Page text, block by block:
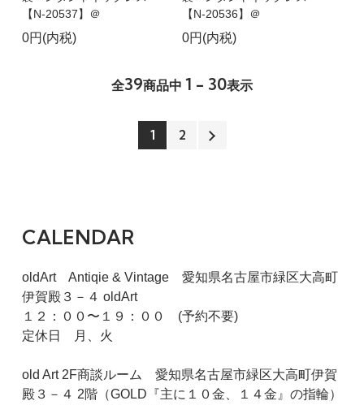
【N-20537】＠
0円(内税)
【N-20536】＠
0円(内税)
全39商品中 1 - 30表示
1 2
CALENDAR
oldArt Antiqie & Vintage 愛知県名古屋市緑区大高町
伊賀殿３－４ oldArt
１２：００〜１９：００ (予約不要)
定休日 月、火
old Art 2F商談ルーム 愛知県名古屋市緑区大高町伊賀
殿３－４ 2階（GOLD『主に１０金、１４金』の指輪）